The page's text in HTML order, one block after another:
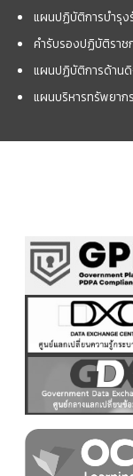
แผนปฏิบัติการบำรุง
คำรับรองปฏิบัติราช
แผนปฏิบัติการด้าน
แผนบริหารทรัพยาก